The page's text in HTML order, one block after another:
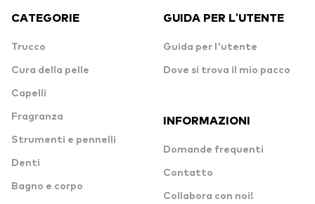
CATEGORIE
Trucco
Cura della pelle
Capelli
Fragranza
Strumenti e pennelli
Denti
Bagno e corpo
GUIDA PER L'UTENTE
Guida per l'utente
Dove si trova il mio pacco
INFORMAZIONI
Domande frequenti
Contatto
Collabora con noi!